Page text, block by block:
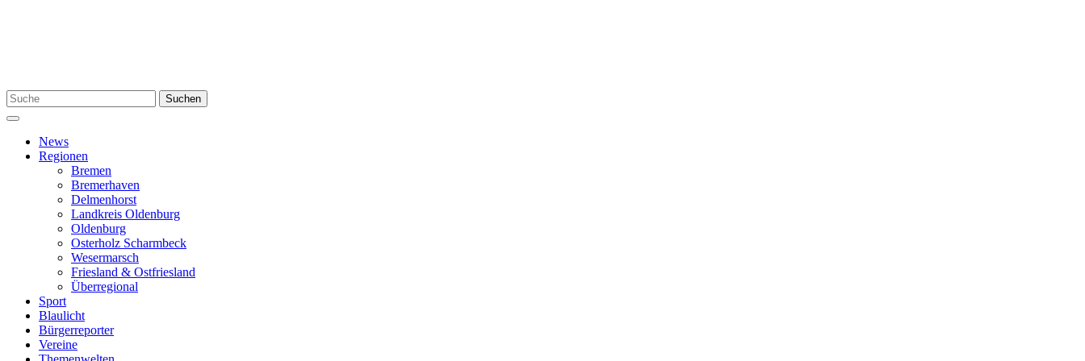
Suchen
nach:
Suchen
Menü
News
Regionen
Bremen
Bremerhaven
Delmenhorst
Landkreis Oldenburg
Oldenburg
Osterholz Scharmbeck
Wesermarsch
Friesland & Ostfriesland
Überregional
Sport
Blaulicht
Bürgerreporter
Vereine